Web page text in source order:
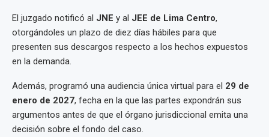
El juzgado notificó al JNE y al JEE de Lima Centro,
otorgándoles un plazo de diez días hábiles para que
presenten sus descargos respecto a los hechos expuestos
en la demanda.
Además, programó una audiencia única virtual para el 29 de
enero de 2027, fecha en la que las partes expondrán sus
argumentos antes de que el órgano jurisdiccional emita una
decisión sobre el fondo del caso.